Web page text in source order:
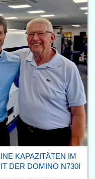
KAPAZITÄTEN IM
DER DOMINO N730I